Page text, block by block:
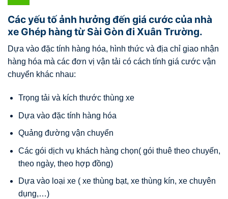
Các yếu tố ảnh hưởng đến giá cước của nhà
xe Ghép hàng từ Sài Gòn đi Xuân Trường.
Dựa vào đặc tính hàng hóa, hình thức và địa chỉ giao nhận
hàng hóa mà các đơn vị vận tải có cách tính giá cước vận
chuyển khác nhau:
Trọng tải và kích thước thùng xe
Dựa vào đặc tính hàng hóa
Quảng đường vận chuyển
Các gói dịch vụ khách hàng chọn( gói thuê theo chuyến,
theo ngày, theo hợp đồng)
Dựa vào loại xe ( xe thùng bạt, xe thùng kín, xe chuyên
dụng,…)